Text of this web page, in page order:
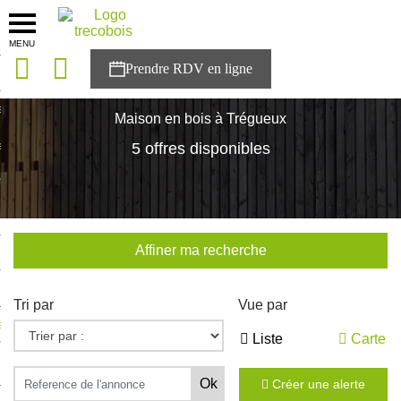
MENU
solutions
Trecobois
à NESTOR
Maison en bois à Trégueux
5 offres disponibles
Affiner ma recherche
Tri par Vue par
Liste Carte
Créer une alerte